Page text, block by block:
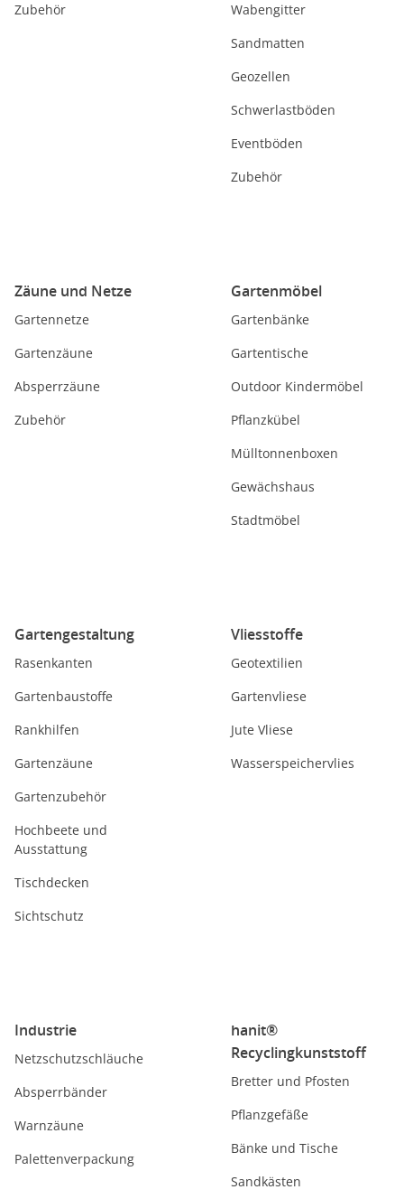
Zubehör
Wabengitter
Sandmatten
Geozellen
Schwerlastböden
Eventböden
Zubehör
Zäune und Netze
Gartennetze
Gartenzäune
Absperrzäune
Zubehör
Gartenmöbel
Gartenbänke
Gartentische
Outdoor Kindermöbel
Pflanzkübel
Mülltonnenboxen
Gewächshaus
Stadtmöbel
Gartengestaltung
Rasenkanten
Gartenbaustoffe
Rankhilfen
Gartenzäune
Gartenzubehör
Hochbeete und
Ausstattung
Tischdecken
Sichtschutz
Vliesstoffe
Geotextilien
Gartenvliese
Jute Vliese
Wasserspeichervlies
Industrie
Netzschutzschläuche
Absperrbänder
Warnzäune
Palettenverpackung
hanit®
Recyclingkunststoff
Bretter und Pfosten
Pflanzgefäße
Bänke und Tische
Sandkästen